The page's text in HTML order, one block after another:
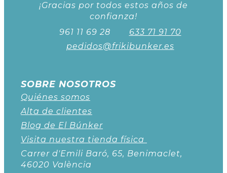
¡Gracias por todos estos años de
confianza!
961 11 69 28
633 71 91 70
pedidos@frikibunker.es
SOBRE NOSOTROS
Quiénes somos
Alta de clientes
Blog de El Búnker
Visita nuestra tienda física
Carrer d'Emili Baró, 65, Benimaclet,
46020 València